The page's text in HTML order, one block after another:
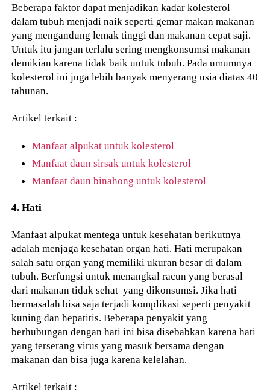
Beberapa faktor dapat menjadikan kadar kolesterol
dalam tubuh menjadi naik seperti gemar makan makanan
yang mengandung lemak tinggi dan makanan cepat saji.
Untuk itu jangan terlalu sering mengkonsumsi makanan
demikian karena tidak baik untuk tubuh. Pada umumnya
kolesterol ini juga lebih banyak menyerang usia diatas 40
tahunan.
Artikel terkait :
Manfaat alpukat untuk kolesterol
Manfaat daun sirsak untuk kolesterol
Manfaat daun binahong untuk kolesterol
4. Hati
Manfaat alpukat mentega untuk kesehatan berikutnya
adalah menjaga kesehatan organ hati. Hati merupakan
salah satu organ yang memiliki ukuran besar di dalam
tubuh. Berfungsi untuk menangkal racun yang berasal
dari makanan tidak sehat yang dikonsumsi. Jika hati
bermasalah bisa saja terjadi komplikasi seperti penyakit
kuning dan hepatitis. Beberapa penyakit yang
berhubungan dengan hati ini bisa disebabkan karena hati
yang terserang virus yang masuk bersama dengan
makanan dan bisa juga karena kelelahan.
Artikel terkait :